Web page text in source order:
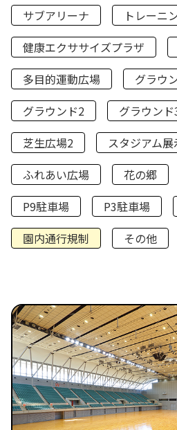
サブアリーナ
トレーニ
健康エクササイズプラザ
多目的運動広場
グラウ
グラウンド2
グラウンド
芝生広場2
スタジアム
ふれあい広場
花の郷
P9駐車場
P3駐車場
園内通行規制
その他